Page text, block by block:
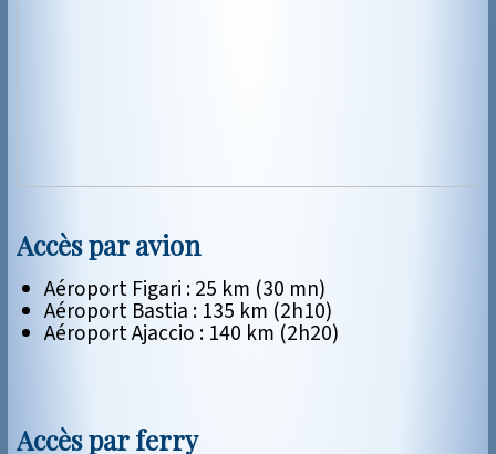
Accès par avion
Aéroport Figari : 25 km (30 mn)
Aéroport Bastia : 135 km (2h10)
Aéroport Ajaccio : 140 km (2h20)
Accès par ferry